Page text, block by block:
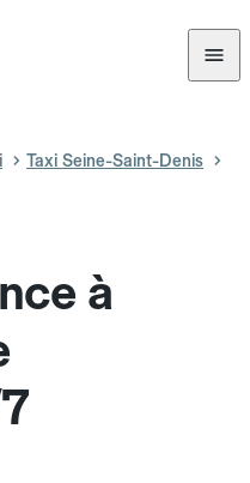
Taxi Seine-Saint-Denis
à